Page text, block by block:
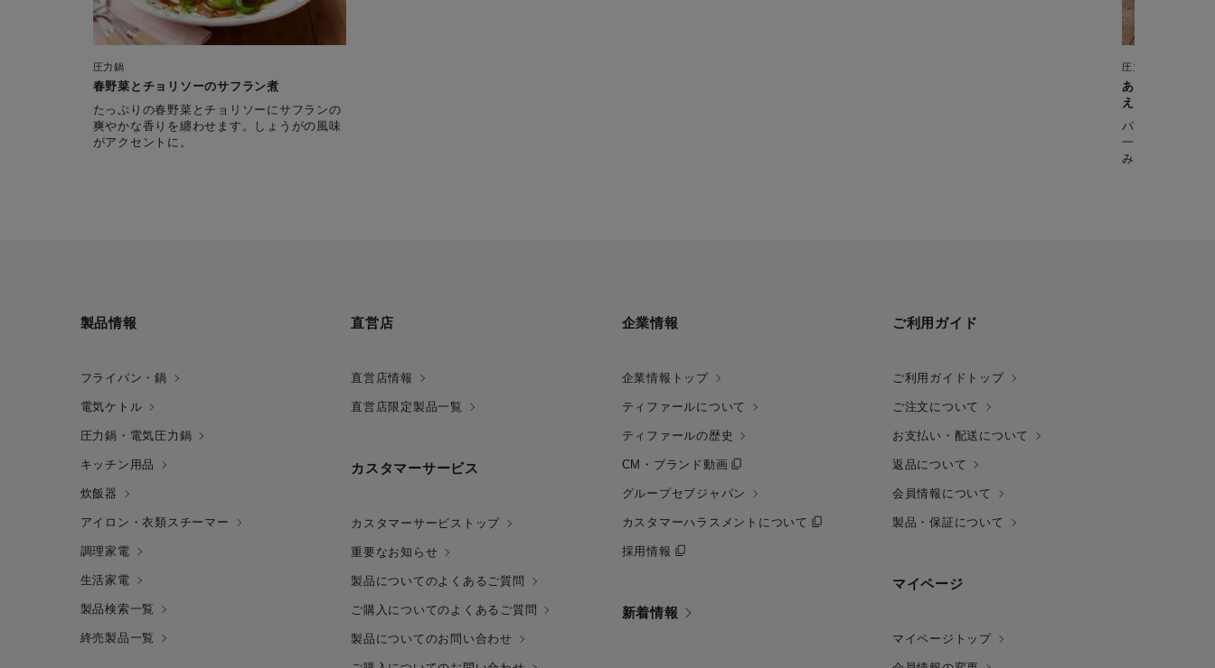
圧力鍋
春野菜とチョリソーのサフラン煮
たっぷりの春野菜とチョリソーにサフランの
爽やかな香りを纏わせます。しょうがの風味
がアクセントに。
圧力鍋
あんこうのベー
え
パーティーなど
一品。 圧力鍋
みやすく、 し
製品情報
フライパン・鍋
電気ケトル
圧力鍋・電気圧力鍋
キッチン用品
炊飯器
アイロン・衣類スチーマー
調理家電
生活家電
製品検索一覧
終売製品一覧
直営店
直営店情報
直営店限定製品一覧
カスタマーサービス
カスタマーサービストップ
重要なお知らせ
製品についてのよくあるご質問
ご購入についてのよくあるご質問
製品についてのお問い合わせ
企業情報
企業情報トップ
ティファールについて
ティファールの歴史
CM・ブランド動画
グループセブジャパン
カスタマーハラスメントについて
採用情報
新着情報
ご利用ガイド
ご利用ガイドトップ
ご注文について
お支払い・配送について
返品について
会員情報について
製品・保証について
マイページ
マイページトップ